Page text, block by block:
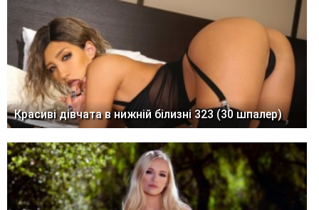
Красиві дівчата в нижній білизні 323 (30 шпалер)